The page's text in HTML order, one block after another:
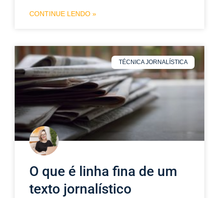
CONTINUE LENDO »
TÉCNICA JORNALÍSTICA
O que é linha fina de um
texto jornalístico